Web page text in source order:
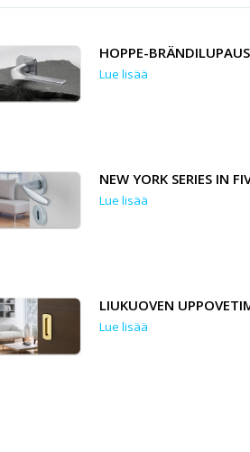
HOPPE-BRÄNDILUPAUS
Lue lisää
NEW YORK SERIES IN
Lue lisää
LIUKUOVEN
Lue lisää